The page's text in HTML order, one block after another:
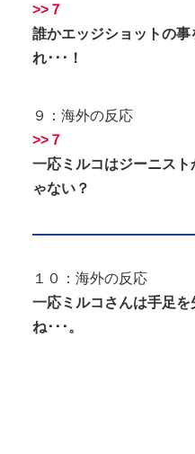
>>７
誰かエッジショットの事
れ･･･！
９：海外の反応
>>７
一応ミルコはジーニス
ゃない？
１０：海外の反応
一応ミルコさんは手足
ね･･･。